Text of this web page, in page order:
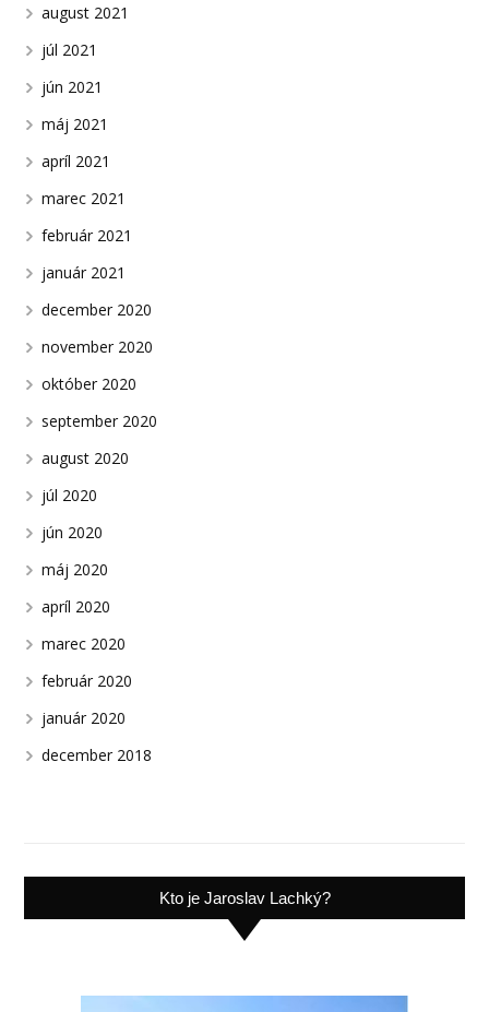
august 2021
júl 2021
jún 2021
máj 2021
apríl 2021
marec 2021
február 2021
január 2021
december 2020
november 2020
október 2020
september 2020
august 2020
júl 2020
jún 2020
máj 2020
apríl 2020
marec 2020
február 2020
január 2020
december 2018
Kto je Jaroslav Lachký?